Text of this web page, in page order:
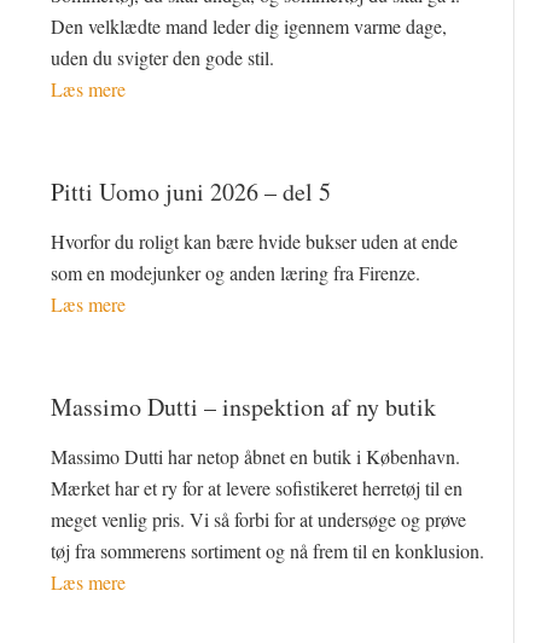
Den velklædte mand leder dig igennem varme dage,
uden du svigter den gode stil.
Læs mere
Pitti Uomo juni 2026 – del 5
Hvorfor du roligt kan bære hvide bukser uden at ende
som en modejunker og anden læring fra Firenze.
Læs mere
Massimo Dutti – inspektion af ny butik
Massimo Dutti har netop åbnet en butik i København.
Mærket har et ry for at levere sofistikeret herretøj til en
meget venlig pris. Vi så forbi for at undersøge og prøve
tøj fra sommerens sortiment og nå frem til en konklusion.
Læs mere